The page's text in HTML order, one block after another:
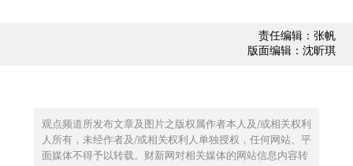
责任编辑：张帆
版面编辑：沈昕琪
观点频道所发布文章及图片之版权属作者本人及/或相关权利
人所有，未经作者及/或相关权利人单独授权，任何网站、平
面媒体不得予以转载。财新网对相关媒体的网站信息内容转